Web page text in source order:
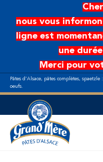
Aller au contenu principal
nous vous
ligne est
une
Merci pour
Pâtes d’Alsace, pâtes complètes,
oeufs.